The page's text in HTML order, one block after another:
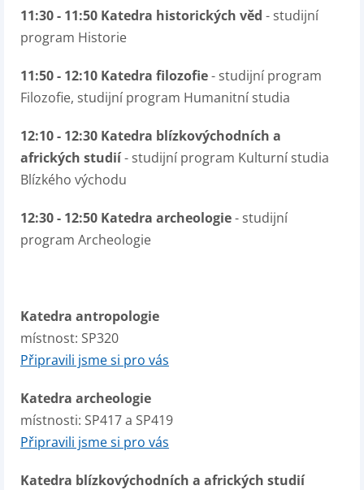
11:30 - 11:50 Katedra historických věd - studijní
program Historie
11:50 - 12:10 Katedra filozofie- studijní program
Filozofie, studijní program Humanitní studia
12:10 - 12:30 Katedra blízkovýchodních a
afrických studií- studijní program Kulturní studia
Blízkého východu
12:30 - 12:50 Katedra archeologie- studijní
program Archeologie
Katedra antropologie
místnost: SP320
Připravili jsme si pro vás
Katedra archeologie
místnosti: SP417 a SP419
Připravili jsme si pro vás
Katedra blízkovýchodních a afrických studií